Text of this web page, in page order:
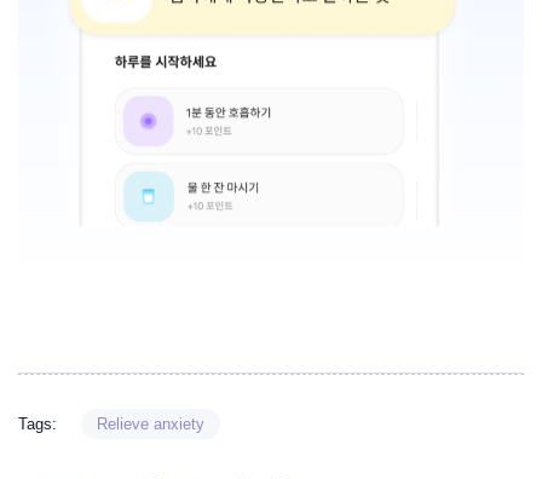
Tags: Relieve anxiety